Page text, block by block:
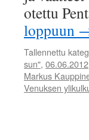
otettu
loppuun
Tallennettu
sun", 06.06.2012
Markus
Venuksen